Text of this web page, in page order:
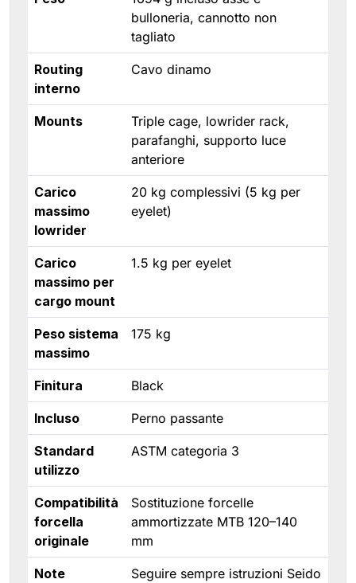
bulloneria, cannotto non
tagliato
Routing
interno
Cavo dinamo
Mounts
Triple cage, lowrider rack,
parafanghi, supporto luce
anteriore
Carico
massimo
lowrider
20 kg complessivi (5 kg per
eyelet)
Carico
massimo per
cargo mount
1.5 kg per eyelet
Peso sistema
massimo
175 kg
Finitura Black
Incluso Perno passante
Standard
utilizzo
ASTM categoria 3
Compatibilità
forcella
originale
Sostituzione forcelle
ammortizzate MTB 120–140
mm
Note
Seguire sempre istruzioni Seido